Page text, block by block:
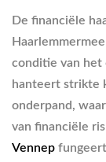
De financiële
conditie van het
hanteert strikte
onderpand,
van financiële
Vennep